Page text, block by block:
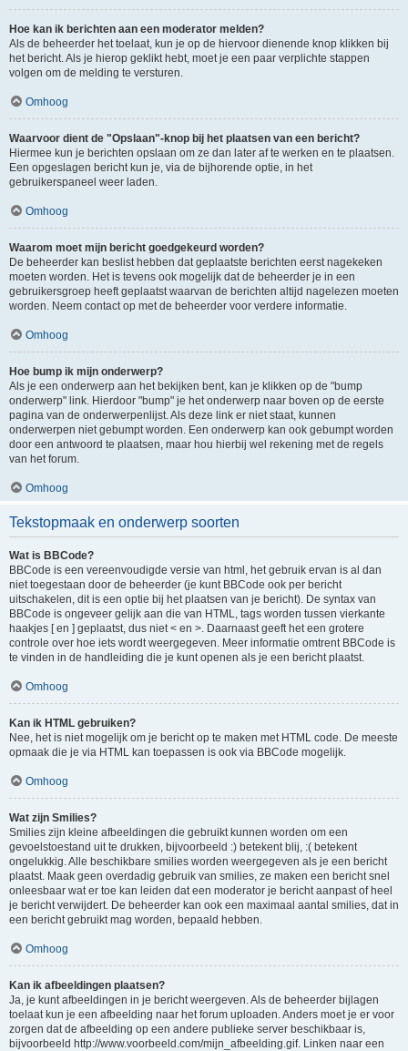
Hoe kan ik berichten aan een moderator melden?
Als de beheerder het toelaat, kun je op de hiervoor dienende knop klikken bij
het bericht. Als je hierop geklikt hebt, moet je een paar verplichte stappen
volgen om de melding te versturen.
Omhoog
Waarvoor dient de "Opslaan"-knop bij het plaatsen van een bericht?
Hiermee kun je berichten opslaan om ze dan later af te werken en te plaatsen.
Een opgeslagen bericht kun je, via de bijhorende optie, in het
gebruikerspaneel weer laden.
Omhoog
Waarom moet mijn bericht goedgekeurd worden?
De beheerder kan beslist hebben dat geplaatste berichten eerst nagekeken
moeten worden. Het is tevens ook mogelijk dat de beheerder je in een
gebruikersgroep heeft geplaatst waarvan de berichten altijd nagelezen moeten
worden. Neem contact op met de beheerder voor verdere informatie.
Omhoog
Hoe bump ik mijn onderwerp?
Als je een onderwerp aan het bekijken bent, kan je klikken op de "bump
onderwerp" link. Hierdoor "bump" je het onderwerp naar boven op de eerste
pagina van de onderwerpenlijst. Als deze link er niet staat, kunnen
onderwerpen niet gebumpt worden. Een onderwerp kan ook gebumpt worden
door een antwoord te plaatsen, maar hou hierbij wel rekening met de regels
van het forum.
Omhoog
Tekstopmaak en onderwerp soorten
Wat is BBCode?
BBCode is een vereenvoudigde versie van html, het gebruik ervan is al dan
niet toegestaan door de beheerder (je kunt BBCode ook per bericht
uitschakelen, dit is een optie bij het plaatsen van je bericht). De syntax van
BBCode is ongeveer gelijk aan die van HTML, tags worden tussen vierkante
haakjes [ en ] geplaatst, dus niet < en >. Daarnaast geeft het een grotere
controle over hoe iets wordt weergegeven. Meer informatie omtrent BBCode is
te vinden in de handleiding die je kunt openen als je een bericht plaatst.
Omhoog
Kan ik HTML gebruiken?
Nee, het is niet mogelijk om je bericht op te maken met HTML code. De meeste
opmaak die je via HTML kan toepassen is ook via BBCode mogelijk.
Omhoog
Wat zijn Smilies?
Smilies zijn kleine afbeeldingen die gebruikt kunnen worden om een
gevoelstoestand uit te drukken, bijvoorbeeld :) betekent blij, :( betekent
ongelukkig. Alle beschikbare smilies worden weergegeven als je een bericht
plaatst. Maak geen overdadig gebruik van smilies, ze maken een bericht snel
onleesbaar wat er toe kan leiden dat een moderator je bericht aanpast of heel
je bericht verwijdert. De beheerder kan ook een maximaal aantal smilies, dat in
een bericht gebruikt mag worden, bepaald hebben.
Omhoog
Kan ik afbeeldingen plaatsen?
Ja, je kunt afbeeldingen in je bericht weergeven. Als de beheerder bijlagen
toelaat kun je een afbeelding naar het forum uploaden. Anders moet je er voor
zorgen dat de afbeelding op een andere publieke server beschikbaar is,
bijvoorbeeld http://www.voorbeeld.com/mijn_afbeelding.gif. Linken naar een